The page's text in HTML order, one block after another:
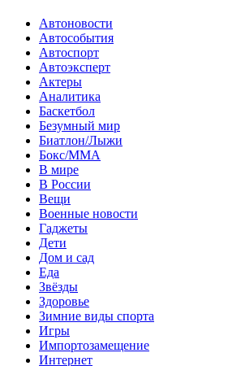
Автоновости
Автособытия
Автоспорт
Автоэксперт
Актеры
Аналитика
Баскетбол
Безумный мир
Биатлон/Лыжи
Бокс/MMA
В мире
В России
Вещи
Военные новости
Гаджеты
Дети
Дом и сад
Еда
Звёзды
Здоровье
Зимние виды спорта
Игры
Импортозамещение
Интернет